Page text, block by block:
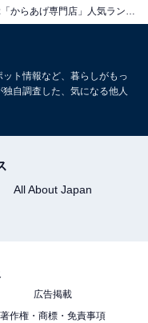
ト情報など、暮らしがもっ
自調査した、気になる他人
All About Japan
広告掲載
著作権・商標・免責事項